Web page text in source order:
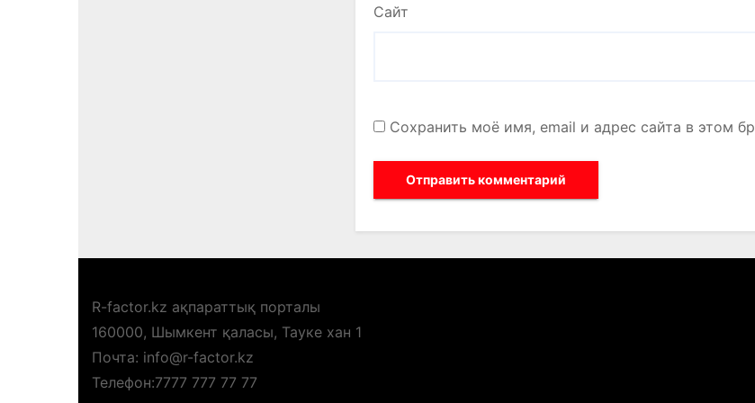
Сайт
Сохранить моё имя, email и адрес сайта в этом
R-factor.kz ақпараттық порталы
160000, Шымкент қаласы, Тауке хан 1
Почта: info@r-factor.kz
Телефон:7777 777 77 77